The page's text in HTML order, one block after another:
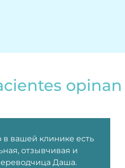
opinan
в вашей клинике есть
отзывчивая и
Даша.